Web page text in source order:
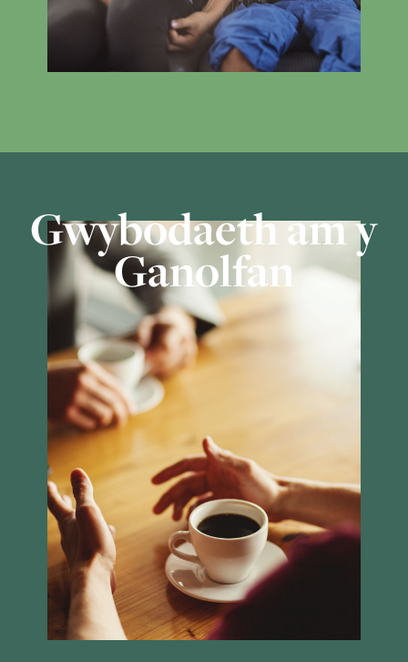
Gwybodaeth am y
Ganolfan